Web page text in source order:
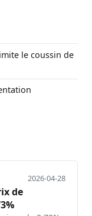
le coussin de
2026-04-28
de